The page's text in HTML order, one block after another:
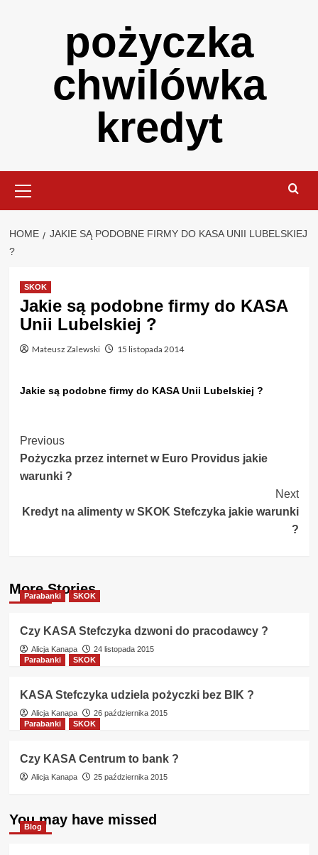
pożyczka
chwilówka
kredyt
Menu
HOME
JAKIE SĄ PODOBNE FIRMY DO KASA UNII LUBELSKIEJ
?
SKOK
Jakie są podobne firmy do KASA
Unii Lubelskiej ?
Mateusz Zalewski 15 listopada 2014
Jakie są podobne firmy do KASA Unii Lubelskiej ?
Post
Navigation
Previous
Pożyczka przez internet w Euro Providus jakie
warunki ?
Next
Kredyt na alimenty w SKOK Stefczyka jakie warunki
?
More Stories
Parabanki SKOK
Czy KASA Stefczyka dzwoni do pracodawcy ?
Alicja Kanapa
24 listopada 2015
Parabanki
SKOK
KASA Stefczyka udziela pożyczki bez BIK ?
Alicja Kanapa
26 października 2015
Parabanki
SKOK
Czy KASA Centrum to bank ?
Alicja Kanapa 25 października 2015
You may have missed
Blog